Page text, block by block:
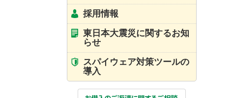
採用情報
東日本大震災に関するお知
らせ
スパイウェア対策ツールの
導入